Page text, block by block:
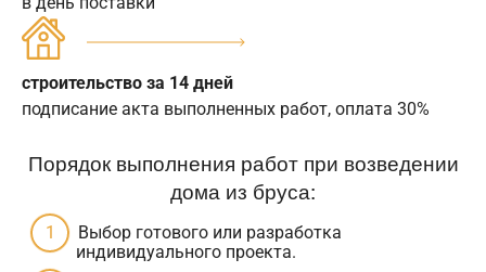
строительство за 14 дней
подписание акта выполненных работ, оплата 30%
Порядок выполнения работ при возведении
дома из бруса:
Выбор готового или разработка
индивидуального проекта.